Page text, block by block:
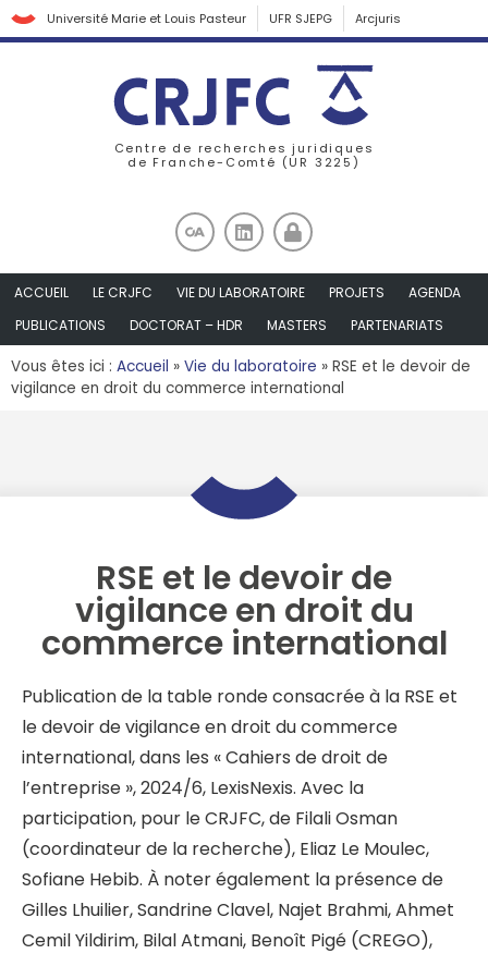
Université Marie et Louis Pasteur UFR SJEPG Arcjuris
Centre de recherches juridiques
de Franche-Comté (UR 3225)
ACCUEIL LE CRJFC VIE DU LABORATOIRE PROJETS
AGENDA
PUBLICATIONS
DOCTORAT – HDR MASTERS PARTENARIATS
Vous êtes ici : Accueil » Vie du laboratoire » RSE et le devoir de
vigilance en droit du commerce international
RSE et le devoir de
vigilance en droit du
commerce international
Publication de la table ronde consacrée à la RSE et
le devoir de vigilance en droit du commerce
international, dans les « Cahiers de droit de
l’entreprise », 2024/6, LexisNexis. Avec la
participation, pour le CRJFC, de Filali Osman
(coordinateur de la recherche), Eliaz Le Moulec,
Sofiane Hebib. À noter également la présence de
Gilles Lhuilier, Sandrine Clavel, Najet Brahmi, Ahmet
Cemil Yildirim, Bilal Atmani, Benoît Pigé (CREGO),